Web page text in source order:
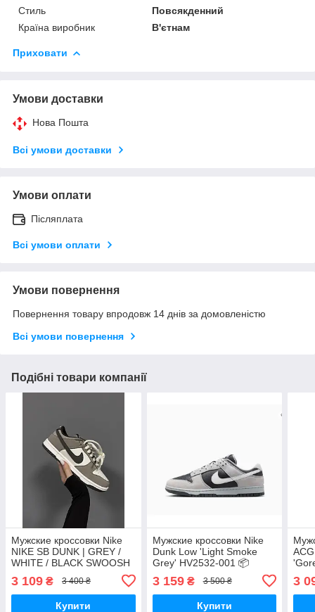
Стиль
Повсякденний
Країна виробник
В'єтнам
Приховати
Умови доставки
Нова Пошта
Всі умови доставки
Умови оплати
Післяплата
Всі умови оплати
Умови повернення
Повернення товару впродовж 14 днів за домовленістю
Всі умови повернення
Подібні товари компанії
Мужские кроссовки Nike
NIKE SB DUNK | GREY /
WHITE / BLACK SWOOSH
кросівки Nike
3 109 ₴ 3 400 ₴
Купити
Мужские кроссовки Nike
Dunk Low 'Light Smoke
Grey' HV2532-001 📦
3 159₴ 3 500 ₴
Купити
3